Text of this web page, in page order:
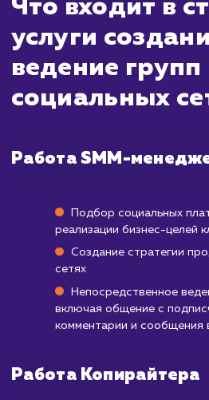
стратегии
профиля. Однако
после этого. Ведение
обновления. Вы
сразу, но чтобы
потребоваться от
Помимо этого, важно
могут варьироваться
вашего бизнеса,
выбранной
поскольку создание